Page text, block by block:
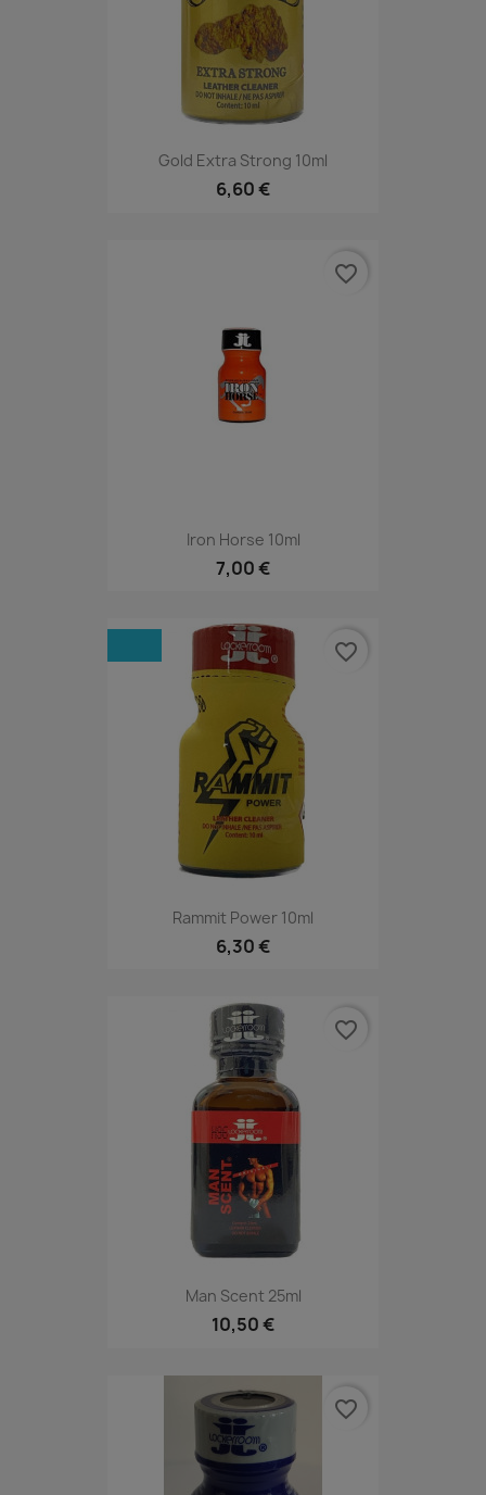
Gold Extra Strong 10ml
6,60 €
Iron Horse 10ml
7,00 €
favorite_border
Rammit Power 10ml
6,30 €
favorite_border
Man Scent 25ml
10,50 €
favorite_border
favorite_border